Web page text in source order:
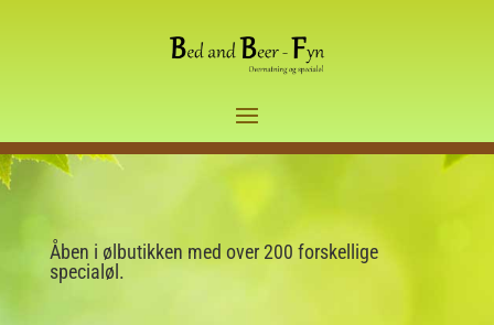
Åben i ølbutikken med over 200 forskellige
specialøl.